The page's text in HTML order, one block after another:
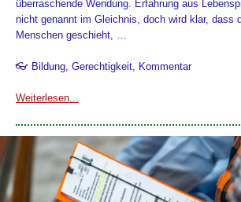
überraschende Wendung. Erfahrung aus
nicht genannt im Gleichnis, doch wird klar, dass
Menschen geschieht, …
👓 Bildung, Gerechtigkeit, Kommentar
Weiterlesen...